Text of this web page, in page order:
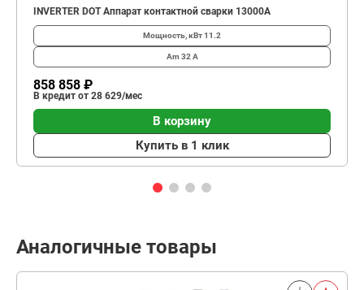
INVERTER DOT Аппарат контактной сварки 13000А
Мощность, кВт11.2
Am 32 А
858 858 ₽
В кредит от 28 629/мес
В корзину
Купить в 1 клик
Аналогичные товары